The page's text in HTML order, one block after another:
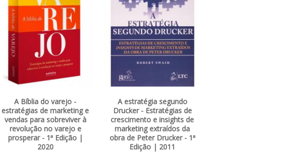
A Bíblia do varejo -
estratégias de marketing e
vendas para sobreviver à
revolução no varejo e
prosperar - 1ª Edição |
2020
A estratégia segundo
Drucker - Estratégias de
crescimento e insights de
marketing extraídos da
obra de Peter Drucker - 1ª
Edição | 2011